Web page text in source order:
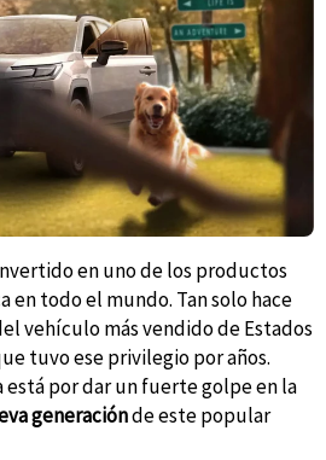
en uno de los productos
en todo el mundo. Tan solo hace
vehículo más vendido de Estados
tuvo ese privilegio por años.
está por dar un fuerte golpe en la
generaciónde este popular